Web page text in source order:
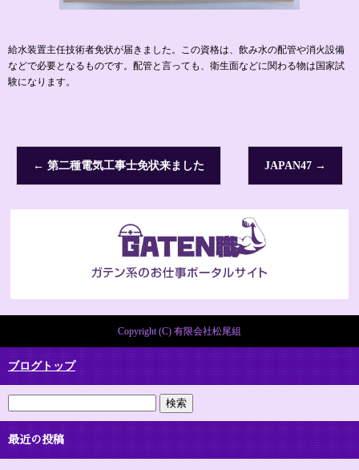
給水装置主任技術者免状が届きました。この資格は、飲み水の配管や消火設備
などで必要となるものです。配管と言っても、衛生面などに関わる物は国家試
験になります。
← 第二種電気工事士免状来ました JAPAN47 →
Copyright (C) 有限会社松尾組
ブログトップ
最近の投稿